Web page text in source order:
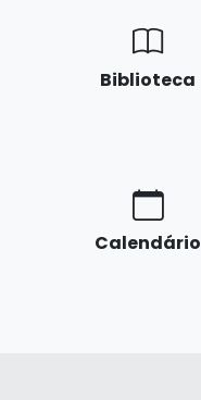
Biblioteca
Calendário